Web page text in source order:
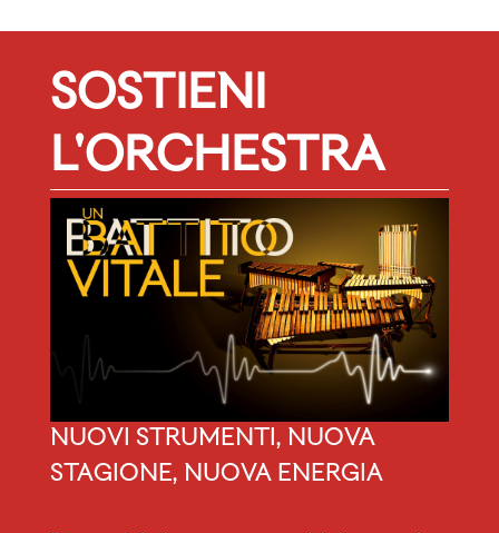
SOSTIENI
L'ORCHESTRA
NUOVI STRUMENTI, NUOVA
STAGIONE, NUOVA ENERGIA